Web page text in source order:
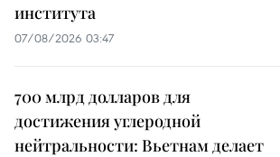
института
07/08/2026 03:47
700 млрд долларов для
достижения углеродной
нейтральности: Вьетнам делает